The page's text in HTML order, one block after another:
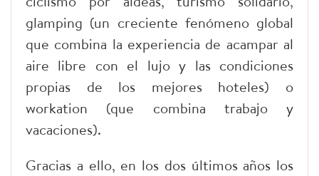
glamping (un creciente fenómeno global
que combina la experiencia de acampar al
aire libre con el lujo y las condiciones
propias de los mejores hoteles) o
workation (que combina trabajo y
vacaciones).
Gracias a ello, en los dos últimos años los